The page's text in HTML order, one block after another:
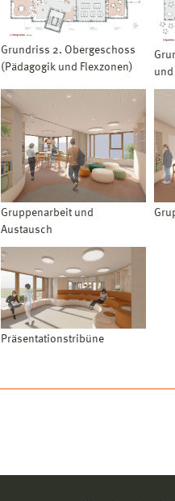
Grundriss 2. Obergeschoss
(Pädagogik und Flexzonen)
und
Gruppenarbeit und
Austausch
Präsentationstribüne